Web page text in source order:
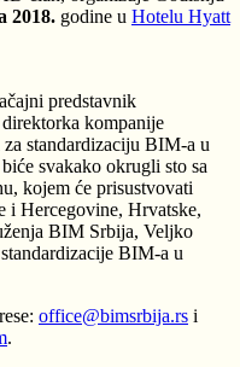
2018. godine u Hotelu Hyatt
predstavnik
kompanije
standardizaciju BIM-a u
svakako okrugli sto sa
kojem će prisustvovati
i Hercegovine, Hrvatske,
BIM Srbija, Veljko
BIM-a u
office@bimsrbija.rs i
.